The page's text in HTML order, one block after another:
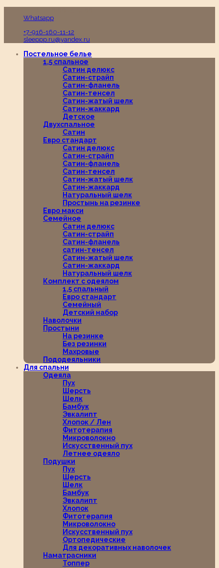
Whatsapp
+7-916-160-11-12
sleeppp.ru@yandex.ru
Постельное белье
1,5 спальное
Сатин делюкс
Сатин-страйп
Сатин-фланель
Сатин-тенсел
Сатин-жатый шелк
Сатин-жаккард
Детское
Двухспальное
Сатин
Евро стандарт
Сатин делюкс
Сатин-страйп
Сатин-фланель
Сатин-тенсел
Сатин-жатый шелк
Сатин-жаккард
Натуральный шелк
Простынь на резинке
Евро макси
Семейное
Сатин делюкс
Сатин-страйп
Сатин-фланель
сатин-тенсел
Сатин-жатый шелк
Сатин-жаккард
Натуральный шелк
Комплект с одеялом
1,5 спальный
Евро стандарт
Семейный
Детский набор
Наволочки
Простыни
На резинке
Без резинки
Махровые
Пододеяльники
Для спальни
Одеяла
Пух
Шерсть
Шелк
Бамбук
Эвкалипт
Хлопок / Лен
Фитотерапия
Микроволокно
Искусственный пух
Летнее одеяло
Подушки
Пух
Шерсть
Шелк
Бамбук
Эвкалипт
Хлопок
Фитотерапия
Микроволокно
Искусственный пух
Ортопедические
Для декоративных наволочек
Наматрасники
Топпер